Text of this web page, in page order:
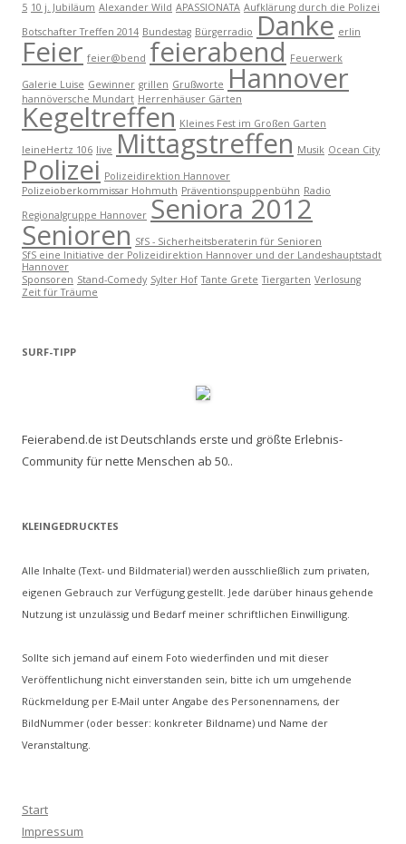
5 10 j. Jubiläum Alexander Wild APASSIONATA Aufklärung durch die Polizei
Botschafter Treffen 2014 Bundestag Bürgerradio Danke erlin
Feier feier@bend feierabend Feuerwerk
Galerie Luise Gewinner grillen Grußworte Hannover
hannöversche Mundart Herrenhäuser Gärten
Kegeltreffen Kleines Fest im Großen Garten
leineHertz 106 live Mittagstreffen Musik Ocean City
Polizei Polizeidirektion Hannover
Polizeioberkommissar Hohmuth Präventionspuppenbühn Radio
Regionalgruppe Hannover Seniora 2012
Senioren SfS - Sicherheitsberaterin für Senioren
SfS eine Initiative der Polizeidirektion Hannover und der Landeshauptstadt
Hannover
Sponsoren Stand-Comedy Sylter Hof Tante Grete Tiergarten Verlosung
Zeit für Träume
SURF-TIPP
Feierabend.de ist Deutschlands erste und größte Erlebnis-
Community für nette Menschen ab 50..
KLEINGEDRUCKTES
Alle Inhalte (Text- und Bildmaterial) werden ausschließlich zum privaten,
eigenen Gebrauch zur Verfügung gestellt. Jede darüber hinaus gehende
Nutzung ist unzulässig und Bedarf meiner schriftlichen Einwilligung.
Sollte sich jemand auf einem Foto wiederfinden und mit dieser
Veröffentlichung nicht einverstanden sein, bitte ich um umgehende
Rückmeldung per E-Mail unter Angabe des Personennamens, der
BildNummer (oder besser: konkreter Bildname) und Name der
Veranstaltung.
Start
Impressum